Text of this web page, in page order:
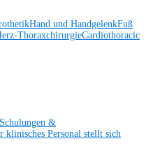
Hand und HandgelenkFuß
ThoraxchirurgieCardiothoracic
Schulungen &
klinisches Personal stellt sich